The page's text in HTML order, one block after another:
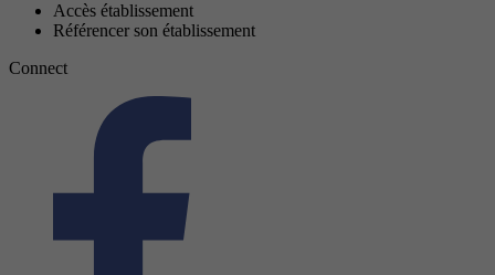
Accès établissement
Référencer son établissement
Connect